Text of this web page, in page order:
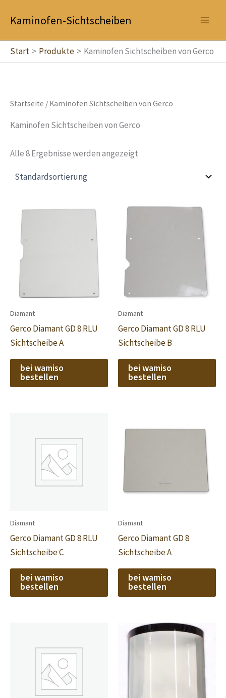
InhaltKaminofen-Sichtscheiben
Start Produkte Kaminofen Sichtscheiben von Gerco
Startseite / Kaminofen Sichtscheiben von Gerco
Kaminofen Sichtscheiben von Gerco
Alle 8 Ergebnisse werden angezeigt
Diamant
Gerco Diamant GD 8 RLU
Sichtscheibe A
bei wamiso
bestellen
Diamant
Gerco Diamant GD 8 RLU
Sichtscheibe B
bei wamiso
bestellen
Diamant
Gerco Diamant GD 8 RLU
Sichtscheibe C
bei wamiso
bestellen
Diamant
Gerco Diamant GD 8
Sichtscheibe A
bei wamiso
bestellen